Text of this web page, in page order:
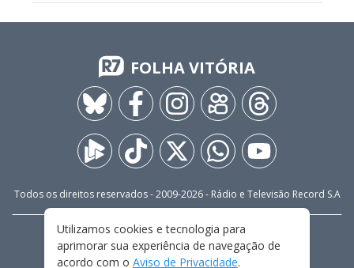
FOLHA VITÓRIA
Todos os direitos reservados - 2009-2026- Rádio e Televisão Record S.A
FALE CONOSCO
PRIVACIDADE
TERMOS E CONDIÇÕES DE USO
Utilizamos cookies e tecnologia para
aprimorar sua experiência de navegação de
acordo com o Aviso de Privacidade.